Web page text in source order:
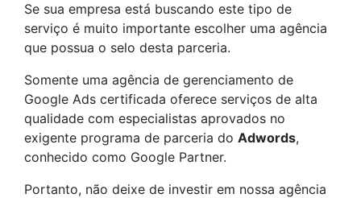
Se sua empresa está buscando este tipo de
serviço é muito importante escolher uma agência
que possua o selo desta parceria.
Somente uma agência de gerenciamento de
Google Ads certificada oferece serviços de alta
qualidade com especialistas aprovados no
exigente programa de parceria do Adwords,
conhecido como Google Partner.
Portanto, não deixe de investir em nossa agência